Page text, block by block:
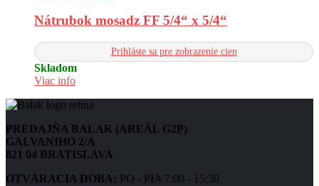
Nátrubok mosadz FF 5/4“ x 5/4“
Prihláste sa pre zobrazenie cien
Skladom
Viac info
PREDAJŇA BALAK (AREÁL G2P)
GALVANIHO 2/A
821 04 BRATISLAVA
OTVÁRACIA DOBA: PO - PIA 7:00 - 15:30